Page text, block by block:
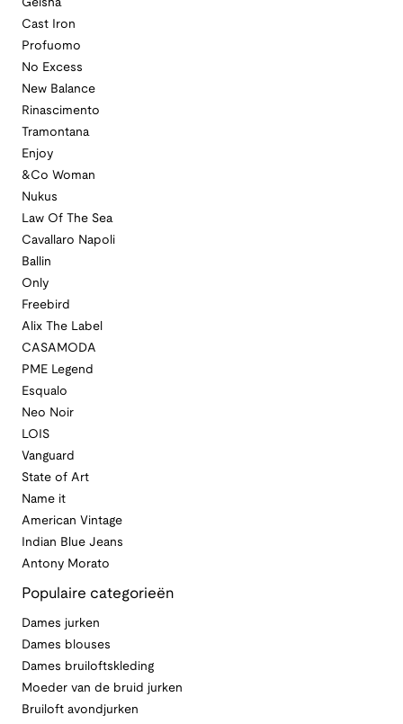
Geisha
Cast Iron
Profuomo
No Excess
New Balance
Rinascimento
Tramontana
Enjoy
&Co Woman
Nukus
Law Of The Sea
Cavallaro Napoli
Ballin
Only
Freebird
Alix The Label
CASAMODA
PME Legend
Esqualo
Neo Noir
LOIS
Vanguard
State of Art
Name it
American Vintage
Indian Blue Jeans
Antony Morato
Populaire categorieën
Dames jurken
Dames blouses
Dames bruiloftskleding
Moeder van de bruid jurken
Bruiloft avondjurken